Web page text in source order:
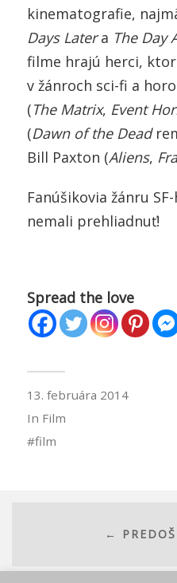
kinematografie,
Days Latera The Day
filme hrajú herci,
v žánroch sci-fi a
(The Matrix, Event
(Dawn of the Dead
Bill Paxton (Aliens,
Fanúšikovia žánru
nemali prehliadnuť!
Spread the love
13. februára 2014
In Film
film
←